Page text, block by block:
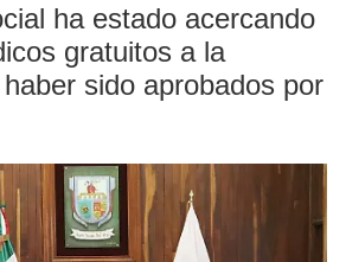
ha estado acercando
gratuitos a la
sido aprobados por